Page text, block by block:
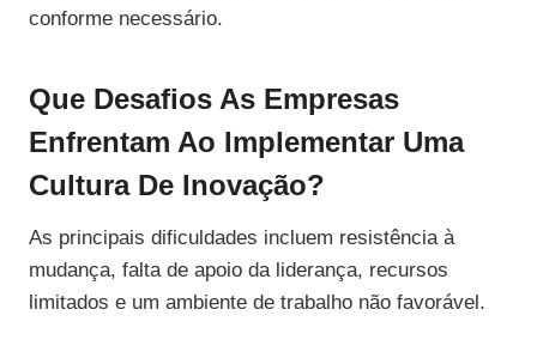
conforme necessário.
Que Desafios As Empresas
Enfrentam Ao Implementar Uma
Cultura De Inovação?
As principais dificuldades incluem resistência à
mudança, falta de apoio da liderança, recursos
limitados e um ambiente de trabalho não favorável.